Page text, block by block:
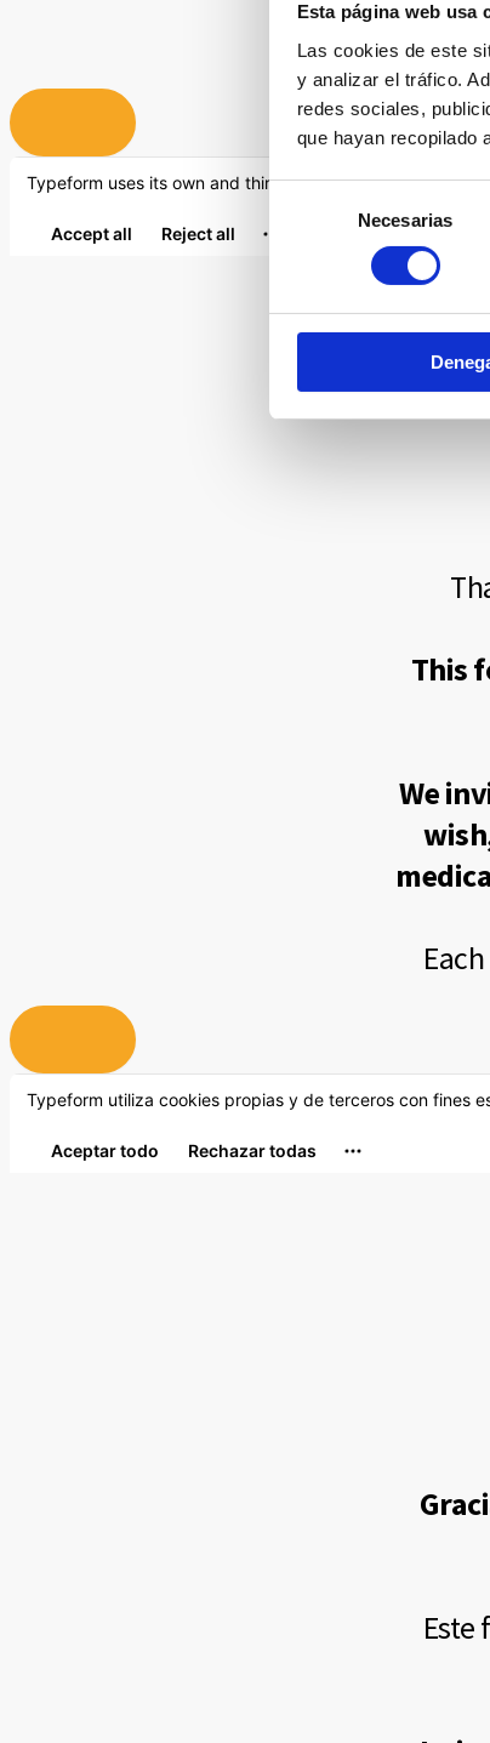
Esta página web usa
Las cookies de este
y analizar el tráfico.
redes sociales,
que hayan recopilado
consentimiento
Necesarias